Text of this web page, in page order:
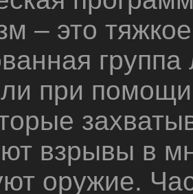
– это
при
взрывы в
оружие.